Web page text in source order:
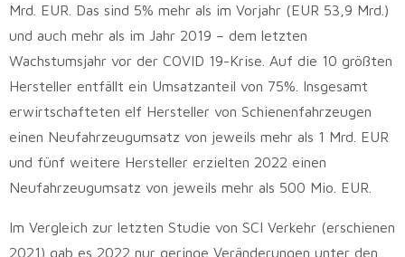
Mrd. EUR. Das sind 5% mehr als im Vorjahr (EUR 53,9 Mrd.)
und auch mehr als im Jahr 2019 – dem letzten
Wachstumsjahr vor der COVID 19-Krise. Auf die 10 größten
Hersteller entfällt ein Umsatzanteil von 75%. Insgesamt
erwirtschafteten elf Hersteller von Schienenfahrzeugen
einen Neufahrzeugumsatz von jeweils mehr als 1 Mrd. EUR
und fünf weitere Hersteller erzielten 2022 einen
Neufahrzeugumsatz von jeweils mehr als 500 Mio. EUR.
Im Vergleich zur letzten Studie von SCI Verkehr (erschienen
2021) gab es 2022 nur geringe Veränderungen unter den